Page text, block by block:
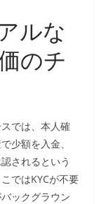
ルな
のチ
では、本人確
少額を入金、
されるという
ではKYCが不要
ックグラウン